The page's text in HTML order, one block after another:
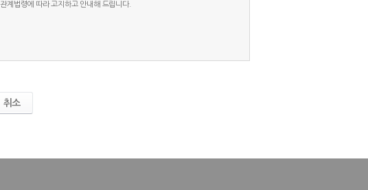
계법령에 따라 고지하고 안내해 드립니다.
취소